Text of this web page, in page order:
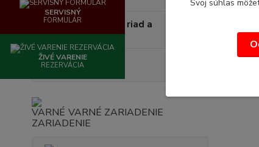
Jednorázový riad a
doplnky
Sage
VARNÉ ZARIADENIE
SERVISNÝ
FORMULÁR
ŽIVÉ VARENIE
REZERVÁCIA
Svoj súhlas